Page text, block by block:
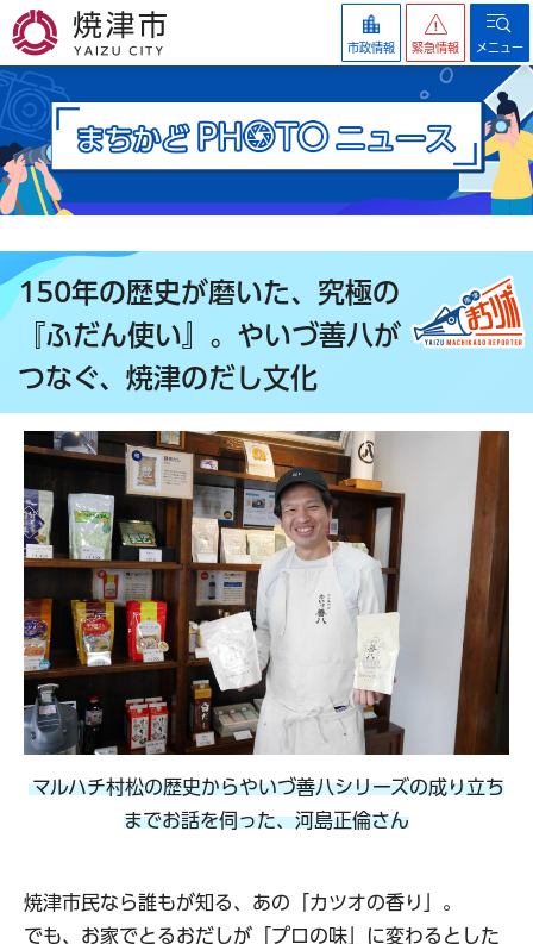
焼津市
市政情報 緊急情報 メニュー
150年の歴史が磨いた、究極の
『ふだん使い』。やいづ善八が
つなぐ、焼津のだし文化
マルハチ村松の歴史からやいづ善八シリーズの成り立ち
までお話を伺った、河島正倫さん
焼津市民なら誰もが知る、あの「カツオの香り」。
でも、お家でとるおだしが「プロの味」に変わるとした